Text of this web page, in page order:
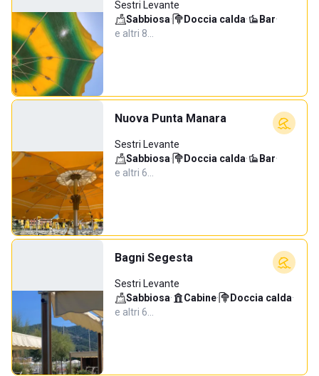
Sestri Levante
Sabbiosa· Doccia calda· Bar·
e altri 8…
Nuova Punta Manara
Sestri Levante
Sabbiosa· Doccia calda· Bar·
e altri 6…
Bagni Segesta
Sestri Levante
Sabbiosa· Cabine· Doccia calda·
e altri 6…